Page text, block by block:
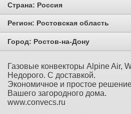
Страна: Россия
Регион: Ростовская область
Город: Ростов-на-Дону
Газовые конвекторы Alpine Air,
Недорого. С доставкой.
Экономичное и простое
Вашего загородного дома.
www.convecs.ru